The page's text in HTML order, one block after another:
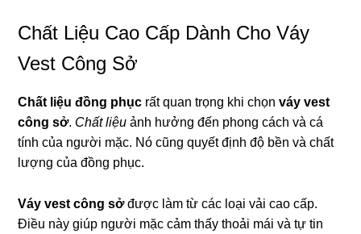
Chất Liệu Cao Cấp Dành Cho Váy
Vest Công Sở
Chất liệu đồng phục rất quan trọng khi chọnváy vest
công sở. Chất liệu ảnh hưởng đến phong cách và cá
tính của người mặc. Nó cũng quyết định độ bền và chất
lượng của đồng phục.
Váy vest công sởđược làm từ các loại vải cao cấp.
Điều này giúp người mặc cảm thấy thoải mái và tự tin